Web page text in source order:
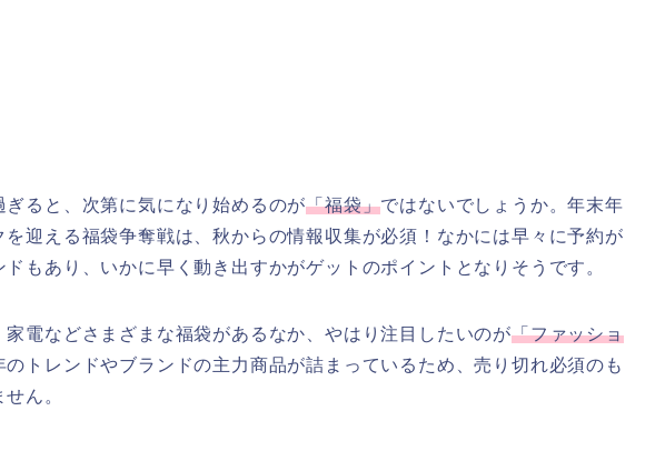
ぎると、次第に気になり始めるのが「福袋」ではないでしょうか。年末年
を迎える福袋争奪戦は、秋からの情報収集が必須！なかには早々に予約が
ドもあり、いかに早く動き出すかがゲットのポイントとなりそうです。
家電などさまざまな福袋があるなか、やはり注目したいのが「ファッショ
のトレンドやブランドの主力商品が詰まっているため、売り切れ必須のも
ん。